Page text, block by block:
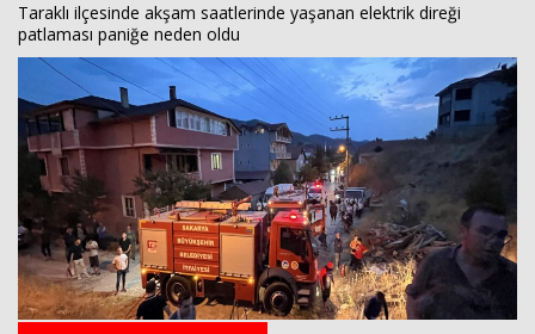
Taraklı ilçesinde akşam saatlerinde yaşanan elektrik direği
patlaması paniğe neden oldu
FOTO GALERİ
VİDEO GALERİ
KÜNYE
İLETİŞİM